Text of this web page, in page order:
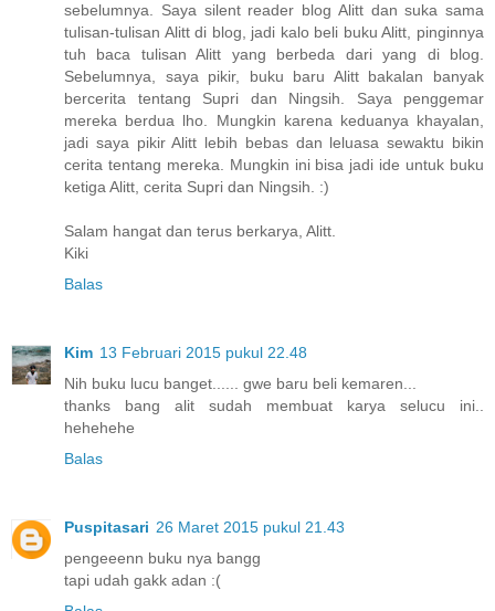
sebelumnya. Saya silent reader blog Alitt dan suka sama
tulisan-tulisan Alitt di blog, jadi kalo beli buku Alitt, pinginnya
tuh baca tulisan Alitt yang berbeda dari yang di blog.
Sebelumnya, saya pikir, buku baru Alitt bakalan banyak
bercerita tentang Supri dan Ningsih. Saya penggemar
mereka berdua lho. Mungkin karena keduanya khayalan,
jadi saya pikir Alitt lebih bebas dan leluasa sewaktu bikin
cerita tentang mereka. Mungkin ini bisa jadi ide untuk buku
ketiga Alitt, cerita Supri dan Ningsih. :)
Salam hangat dan terus berkarya, Alitt.
Kiki
Balas
Kim 13 Februari 2015 pukul 22.48
Nih buku lucu banget...... gwe baru beli kemaren...
thanks bang alit sudah membuat karya selucu ini..
hehehehe
Balas
Puspitasari 26 Maret 2015 pukul 21.43
pengeeenn buku nya bangg
tapi udah gakk adan :(